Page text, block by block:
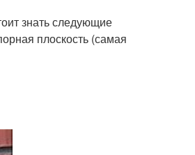
знать следующие
плоскость (самая